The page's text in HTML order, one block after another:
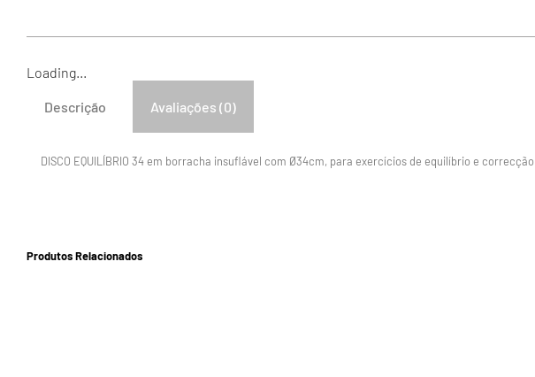
Loading...
Descrição Avaliações (0)
DISCO EQUILÍBRIO 34 em borracha insuflável com Ø34cm, para exercícios de equilíbrio e
Produtos Relacionados